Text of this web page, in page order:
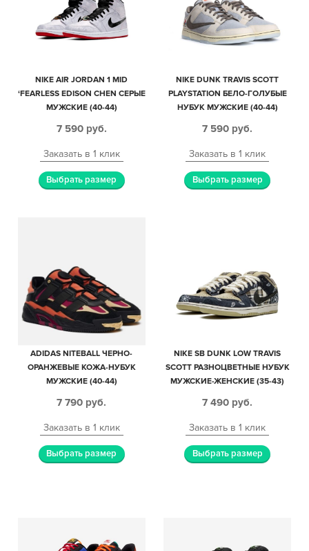
NIKE AIR JORDAN 1 MID
‘FEARLESS EDISON CHEN СЕРЫЕ
МУЖСКИЕ (40-44)
7 590 руб.
Заказать в 1 клик
Выбрать размер
NIKE DUNK TRAVIS SCOTT
PLAYSTATION БЕЛО-ГОЛУБЫЕ
НУБУК МУЖСКИЕ (40-44)
7 590 руб.
Заказать в 1 клик
Выбрать размер
ADIDAS NITEBALL ЧЕРНО-
ОРАНЖЕВЫЕ КОЖА-НУБУК
МУЖСКИЕ (40-44)
7 790 руб.
Заказать в 1 клик
Выбрать размер
NIKE SB DUNK LOW TRAVIS
SCOTT РАЗНОЦВЕТНЫЕ НУБУК
МУЖСКИЕ-ЖЕНСКИЕ (35-43)
7 490 руб.
Заказать в 1 клик
Выбрать размер